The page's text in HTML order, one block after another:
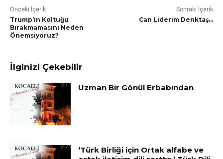
Önceki İçerik
Trump’ın Koltuğu
Bırakmamasını Neden
Önemsiyoruz?
Sonraki İçerik
Can Liderim Denktaş…
İlginizi Çekebilir
Uzman Bir Gönül Erbabından
‘Türk Birliği için Ortak alfabe ve